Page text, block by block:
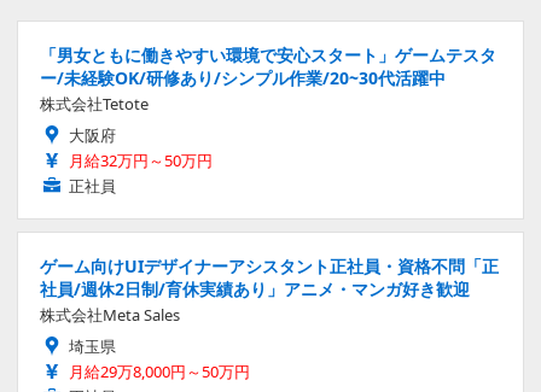
「男女ともに働きやすい環境で安心スタート」ゲームテスタ
ー/未経験OK/研修あり/シンプル作業/20~30代活躍中
株式会社Tetote
大阪府
月給32万円～50万円
正社員
ゲーム向けUIデザイナーアシスタント正社員・資格不問「正
社員/週休2日制/育休実績あり」アニメ・マンガ好き歓迎
株式会社Meta Sales
埼玉県
月給29万8,000円～50万円